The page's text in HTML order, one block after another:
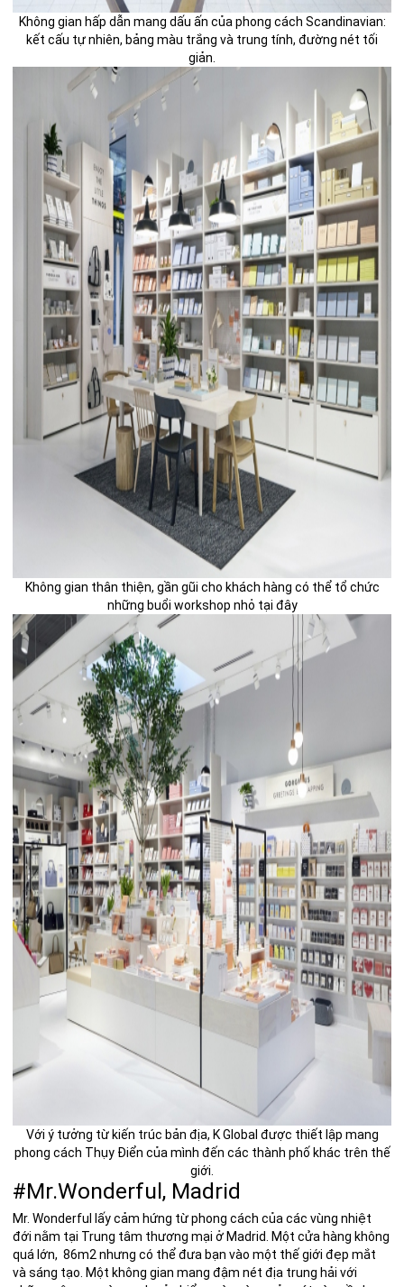
Không gian hấp dẫn mang dấu ấn của phong cách Scandinavian:
kết cấu tự nhiên, bảng màu trắng và trung tính, đường nét tối
giản.
Không gian thân thiện, gần gũi cho khách hàng có thể tổ chức
những buổi workshop nhỏ tại đây
Với ý tưởng từ kiến trúc bản địa, K Global được thiết lập mang
phong cách Thụy Điển của mình đến các thành phố khác trên thế
giới.
#Mr.Wonderful, Madrid
Mr. Wonderful
lấy cảm hứng từ phong cách của các vùng nhiệt
đới nằm tại Trung tâm thương mại ở Madrid. Một cửa hàng không
quá lớn, 86m2 nhưng có thể đưa bạn vào một thế giới đẹp mắt
và sáng tạo. Một không gian mang đậm nét địa trung hải với